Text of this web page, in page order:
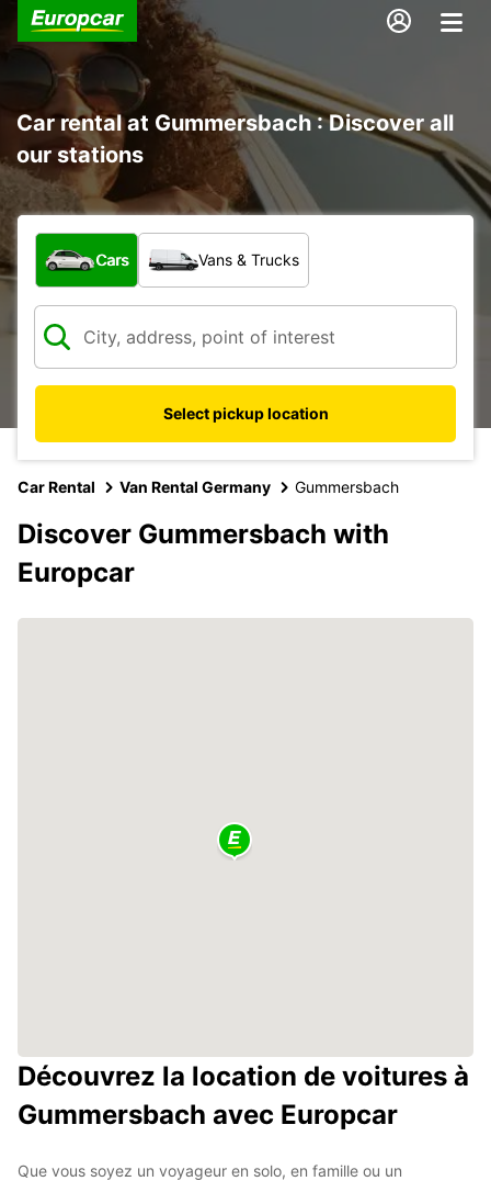
Car rental at Gummersbach : Discover all
our stations
What type of vehicle?
Cars Vans & Trucks
Select pickup location
Car Rental Van Rental Germany Gummersbach
Discover Gummersbach with
Europcar
Découvrez la location de voitures à
Gummersbach avec Europcar
Que vous soyez un voyageur en solo, en famille ou un